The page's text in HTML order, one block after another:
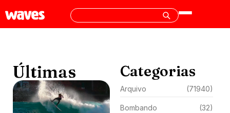
Últimas Categorias
Arquivo (71940)
Bombando (32)